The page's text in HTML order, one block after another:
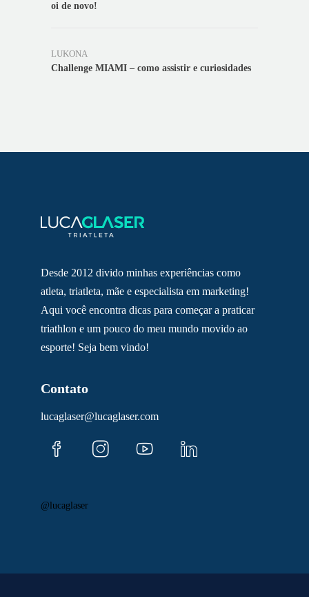
oi de novo!
LUKONA
Challenge MIAMI – como assistir e curiosidades
Desde 2012 divido minhas experiências como
atleta, triatleta, mãe e especialista em marketing!
Aqui você encontra dicas para começar a praticar
triathlon e um pouco do meu mundo movido ao
esporte! Seja bem vindo!
Contato
lucaglaser@lucaglaser.com
@lucaglaser